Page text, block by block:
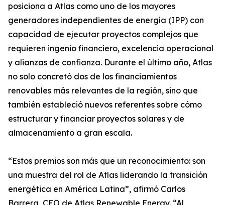
posiciona a Atlas como uno de los mayores
generadores independientes de energía (IPP) con
capacidad de ejecutar proyectos complejos que
requieren ingenio financiero, excelencia operacional
y alianzas de confianza. Durante el último año, Atlas
no solo concretó dos de los financiamientos
renovables más relevantes de la región, sino que
también estableció nuevos referentes sobre cómo
estructurar y financiar proyectos solares y de
almacenamiento a gran escala.
“Estos premios son más que un reconocimiento: son
una muestra del rol de Atlas liderando la transición
energética en América Latina”, afirmó Carlos